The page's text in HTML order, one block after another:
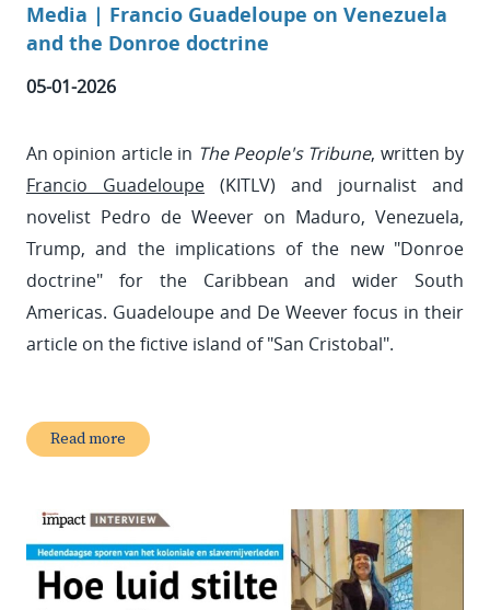
Media | Francio Guadeloupe on Venezuela
and the Donroe doctrine
05-01-2026
An opinion article in The People's Tribune, written by
Francio Guadeloupe (KITLV) and journalist and
novelist Pedro de Weever on Maduro, Venezuela,
Trump, and the implications of the new "Donroe
doctrine" for the Caribbean and wider South
Americas. Guadeloupe and De Weever focus in their
article on the fictive island of "San Cristobal".
Read more